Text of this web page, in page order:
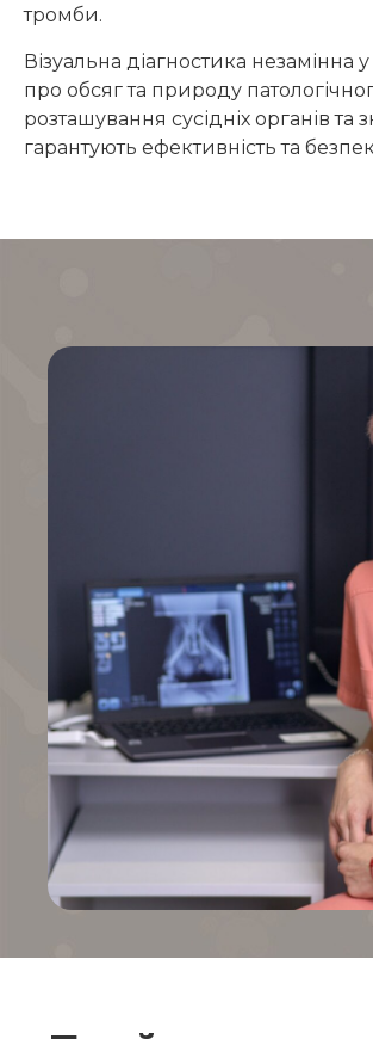
тромби.
Візуальна діагностика незамінна
про обсяг та природу
розташування сусідніх органів
гарантують ефективність та